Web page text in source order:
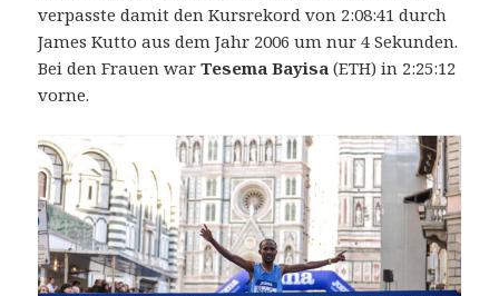
verpasste damit den Kursrekord von 2:08:41 durch
James Kutto aus dem Jahr 2006 um nur 4 Sekunden.
Bei den Frauen warTesema Bayisa (ETH) in 2:25:12
vorne.